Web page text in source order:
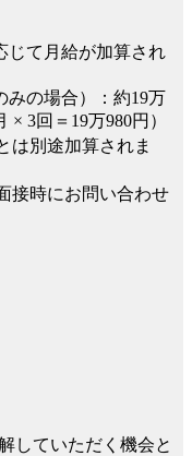
じて月給が加算され
みの場合）：約19万
× 3回＝19万980円）
は別途加算されま
接時にお問い合わせ
していただく機会と